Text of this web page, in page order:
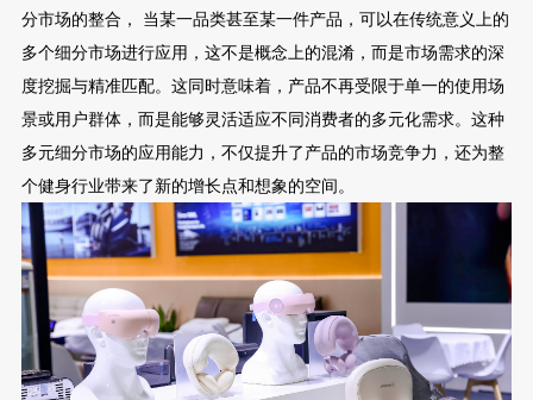
分市场的整合， 当某一品类甚至某一件产品，可以在传统意义上的
多个细分市场进行应用，这不是概念上的混淆，而是市场需求的深
度挖掘与精准匹配。这同时意味着，产品不再受限于单一的使用场
景或用户群体，而是能够灵活适应不同消费者的多元化需求。这种
多元细分市场的应用能力，不仅提升了产品的市场竞争力，还为整
个健身行业带来了新的增长点和想象的空间。